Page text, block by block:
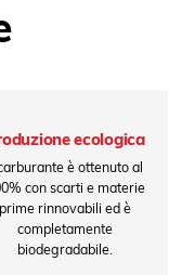
ecologica
è ottenuto al
con scarti e materie
prime rinnovabili ed è
completamente
biodegradabile.